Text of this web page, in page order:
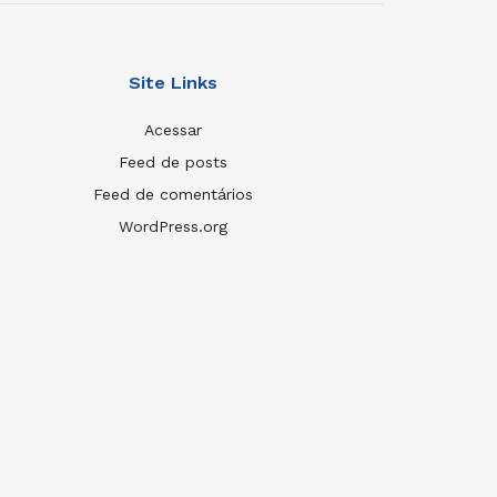
Site Links
Acessar
Feed de posts
Feed de comentários
WordPress.org